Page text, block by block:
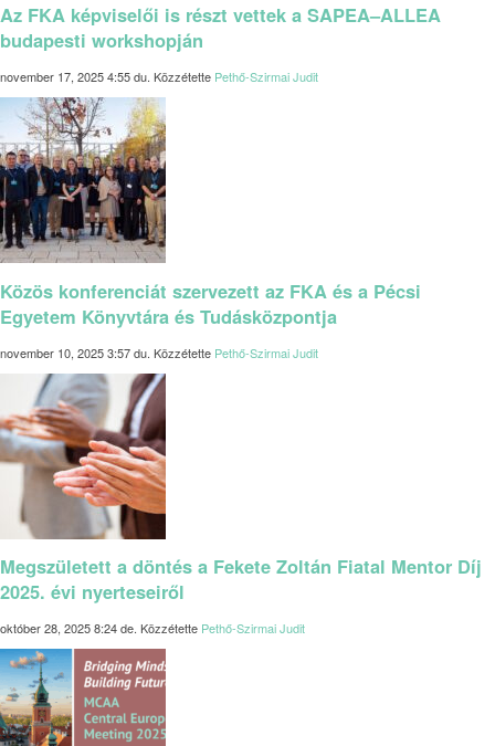
Az FKA képviselői is részt vettek a SAPEA–ALLEA
budapesti workshopján
november 17, 2025 4:55 du. Közzétette Pethő-Szirmai Judit
Közös konferenciát szervezett az FKA és a Pécsi
Egyetem Könyvtára és Tudásközpontja
november 10, 2025 3:57 du. Közzétette Pethő-Szirmai Judit
Megszületett a döntés a Fekete Zoltán Fiatal Mentor Díj
2025. évi nyerteseiről
október 28, 2025 8:24 de. Közzétette Pethő-Szirmai Judit